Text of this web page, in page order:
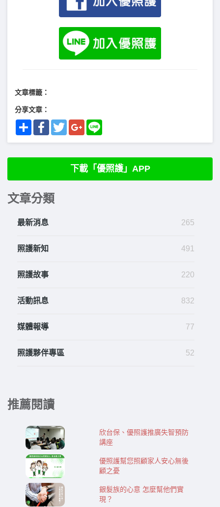
文章標籤：
分享文章：
Share FacebookTwitterGoogle+
下載「優照護」APP
文章分類
最新消息 265
照護新知 491
照護故事 220
活動訊息 832
媒體報導 77
照護夥伴專區 52
推薦閱讀
欣台保、優照護推廣失智預防
講座
優照護幫您照顧家人安心無後
顧之憂
銀髮族的心意 怎麼幫他們實
現？